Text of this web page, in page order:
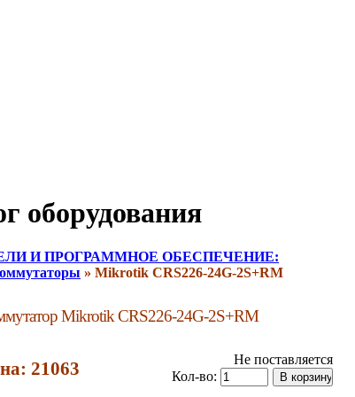
оборудования
И ПРОГРАММНОЕ ОБЕСПЕЧЕНИЕ:
» Mikrotik CRS226-24G-2S+RM
Mikrotik CRS226-24G-2S+RM
21063
Не поставляется
Кол-во: